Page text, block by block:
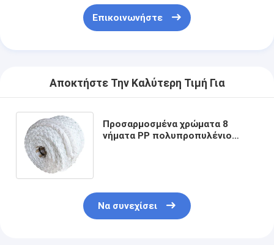
Επικοινωνήστε
Αποκτήστε Την Καλύτερη Τιμή Για
Προσαρμοσμένα χρώματα 8
νήματα PP πολυπροπυλένιο
Να συνεχίσει